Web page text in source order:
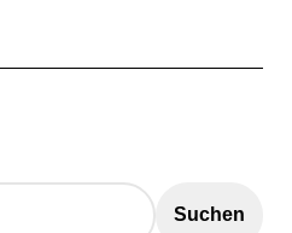
Suchen